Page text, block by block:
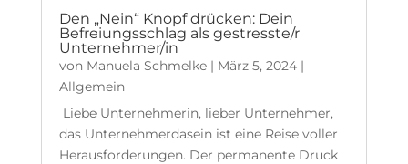
Den „Nein“ Knopf drücken: Dein
Befreiungsschlag als gestresste/r
Unternehmer/in
von Manuela Schmelke| März 5, 2024|
Allgemein
Liebe Unternehmerin, lieber Unternehmer,
das Unternehmerdasein ist eine Reise voller
Herausforderungen. Der permanente Druck